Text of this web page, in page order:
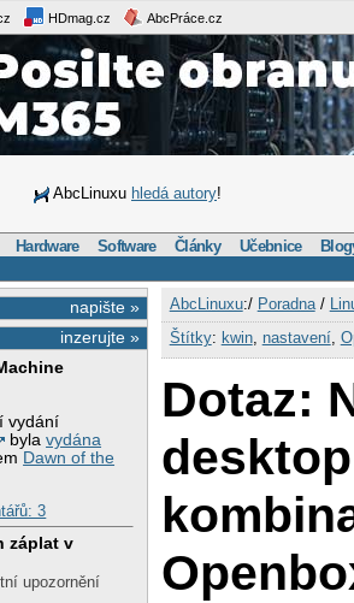
HDmag.cz AbcPráce.cz
AbcLinuxu hledá autory!
Hardware Software Články Učebnice
napište »
inzerujte »
vydání
bylavydána
Dawn of the
3
záplat v
upozornění
AbcLinuxu:/ Poradna/
Štítky: kwin, nastavení,
Dotaz: